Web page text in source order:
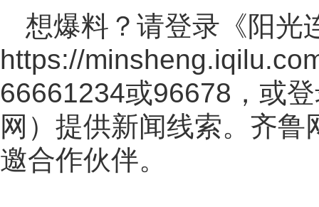
想爆料？请登录《阳光
https://
66661234或96678，或
网 ）提供新闻线索。齐鲁
邀合作伙伴。